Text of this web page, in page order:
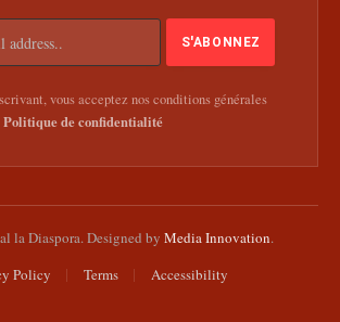
vous acceptez nos conditions générales
Politique de confidentialité
la Diaspora. Designed by Media Innovation.
Policy
Terms Accessibility